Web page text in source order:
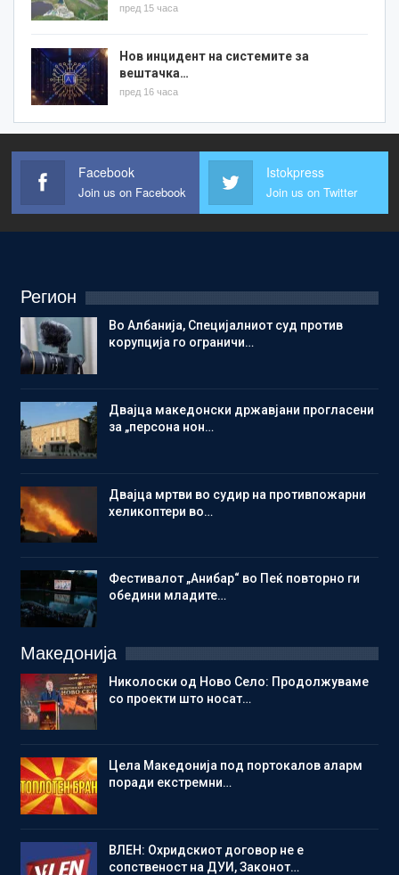
пред 15 часа
Нов инцидент на системите за
вештачка…
пред 16 часа
Facebook
Join us on Facebook
Istokpress
Join us on Twitter
Регион
Во Албанија, Специјалниот суд против
корупција го ограничи…
Двајца македонски државјани прогласени
за „персона нон…
Двајца мртви во судир на противпожарни
хеликоптери во…
Фестивалот „Анибар“ во Пеќ повторно ги
обедини младите…
Македонија
Николоски од Ново Село: Продолжуваме
со проекти што носат…
Цела Македонија под портокалов аларм
поради екстремни…
ВЛЕН: Охридскиот договор не е
сопственост на ДУИ, Законот…